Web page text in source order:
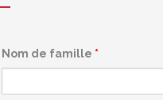
Nom de famille *